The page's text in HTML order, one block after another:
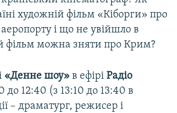
художній фільм «Кіборги» про
і що не увійшло в
фільм можна зняти про Крим?
«Денне шоу» в ефірі Радіо
до 12:40 (з 13:10 до 13:40 в
– драматург, режисер і